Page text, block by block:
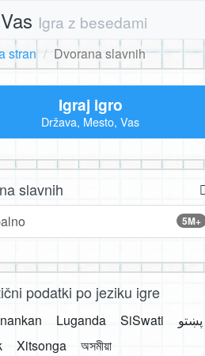
Igra z besedami
stran
Dvorana slavnih
Igraj igro
Država, Mesto, Vas
slavnih
5M+
podatki po jeziku igre
Luganda SiSwati
پښتو
Xitsonga
অসমীয়া